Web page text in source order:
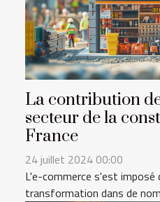
La contribution
secteur de la
France
24 juillet 2024 00:00
L'e-commerce s'est imposé
transformation dans de